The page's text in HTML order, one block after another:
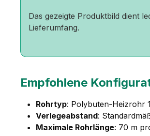
Das gezeigte Produktbild dient
Lieferumfang.
Empfohlene
Rohrtyp: Polybuten-Heizrohr
Verlegeabstand:
Maximale Rohrlänge: 70 m